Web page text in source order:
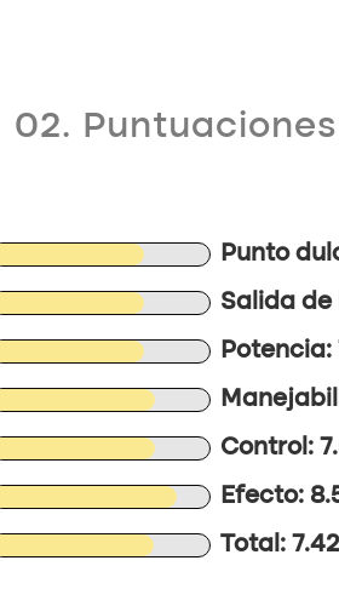
02. Puntuaciones
Punto
Salida de
Potencia:
Control:
Efecto:
Total: 7.42